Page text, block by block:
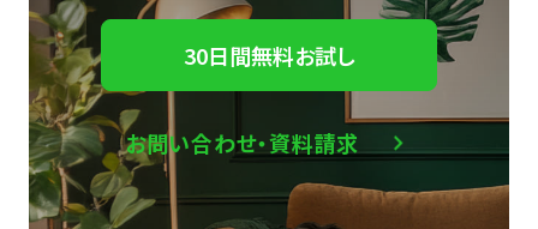
30日間無料お試し
お問い合わせ・資料請求